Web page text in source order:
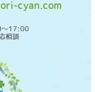
cyan.com
17:00
相談